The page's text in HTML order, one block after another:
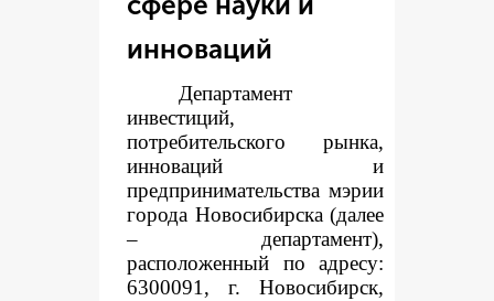
инноваций
Департамент
инвестиций,
потребительского рынка,
инноваций и
предпринимательства мэрии
города Новосибирска (далее
– департамент),
расположенный по адресу:
6300091, г. Новосибирск,